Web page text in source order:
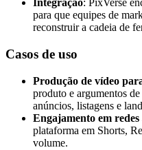
Integração: PixVerse
para que equipes de
reconstruir a cadeia de
Casos de uso
Produção de vídeo
produto e argumentos
anúncios, listagens e
Engajamento em redes
plataforma em Shorts,
volume.